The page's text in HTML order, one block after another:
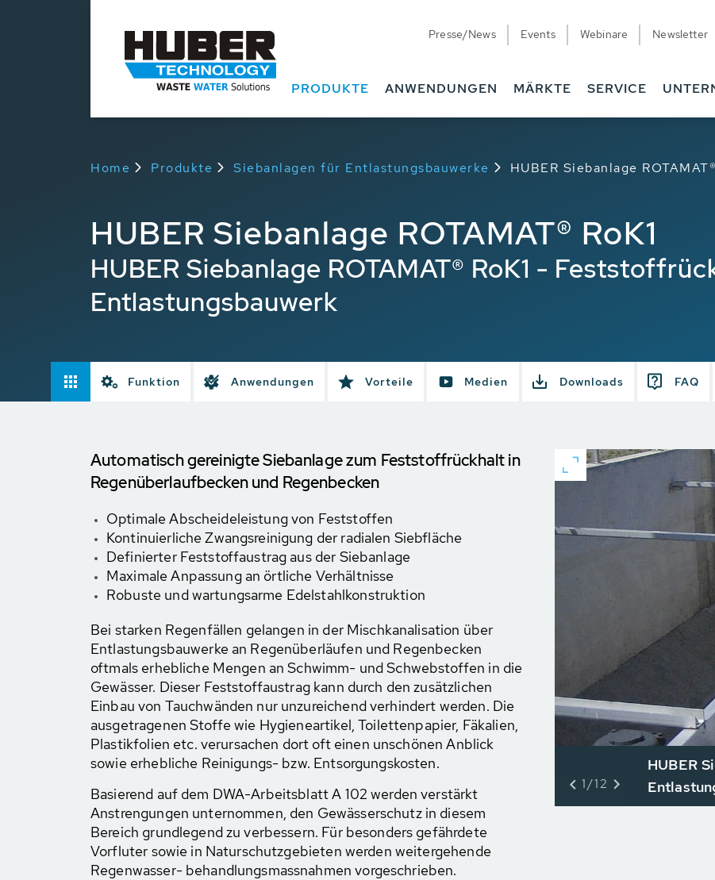
Presse/News Events Webinare Newsletter
PRODUKTE ANWENDUNGEN MÄRKTE SERVICE
Home Produkte Siebanlagen für Entlastungsbauwerke HUBER Siebanlage
HUBER Siebanlage ROTAMAT® RoK1
HUBER Siebanlage ROTAMAT® RoK1 -
Entlastungsbauwerk
Funktion Anwendungen Vorteile Medien Downloads FAQ
Automatisch gereinigte Siebanlage zum Feststoffrückhalt in
Regenüberlaufbecken und Regenbecken
Optimale Abscheideleistung von Feststoffen
Kontinuierliche Zwangsreinigung der radialen Siebfläche
Definierter Feststoffaustrag aus der Siebanlage
Maximale Anpassung an örtliche Verhältnisse
Robuste und wartungsarme Edelstahlkonstruktion
Bei starken Regenfällen gelangen in der Mischkanalisation über
Entlastungsbauwerke an Regenüberläufen und Regenbecken
oftmals erhebliche Mengen an Schwimm- und Schwebstoffen in die
Gewässer. Dieser Feststoffaustrag kann durch den zusätzlichen
Einbau von Tauchwänden nur unzureichend verhindert werden. Die
aus­getragenen Stoffe wie Hygieneartikel, Toilettenpapier, Fäkalien,
Plastikfolien etc. verursachen dort oft einen unschönen Anblick
sowie erhebliche Reinigungs- bzw. Entsorgungskosten.
Basierend auf dem DWA-Arbeitsblatt A 102 werden verstärkt
Anstrengungen unternommen, den Gewässerschutz in diesem
Bereich grundlegend zu verbessern. Für besonders gefährdete
Vorfluter sowie in Naturschutzgebieten werden weitergehende
Regenwasser- behandlungsmassnahmen vorgeschrieben.
HUBER
1/12